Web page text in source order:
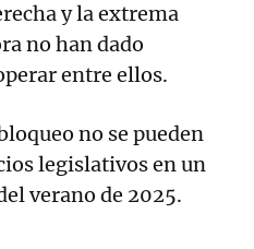
y la extrema
no han dado
entre ellos.
no se pueden
legislativos en un
verano de 2025.